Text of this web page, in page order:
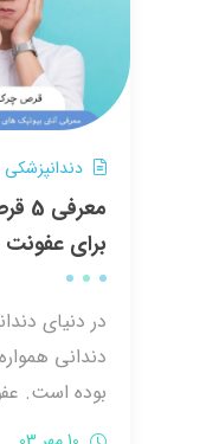
برای
در دنیای
دندانی
بوده است.